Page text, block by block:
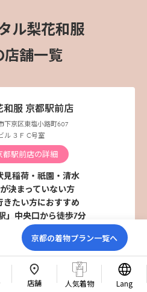
店舗 人気着物 Lang
ル梨花和服
店舗一覧
和服 京都駅前店
下京区東塩小路町607
ル ３Ｆ C号室
都駅前店の詳細
見稲荷・祇園・清水
決まっていない方
たい方におすすめ
」中央口から徒歩7分
おすすめ
京都の着物プラン一覧へ